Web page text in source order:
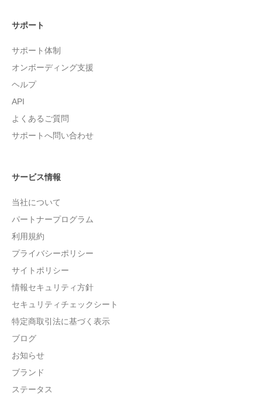
サポート
サポート体制
オンボーディング支援
ヘルプ
API
よくあるご質問
サポートへ問い合わせ
サービス情報
当社について
パートナープログラム
利用規約
プライバシーポリシー
サイトポリシー
情報セキュリティ方針
セキュリティチェックシート
特定商取引法に基づく表示
ブログ
お知らせ
ブランド
ステータス